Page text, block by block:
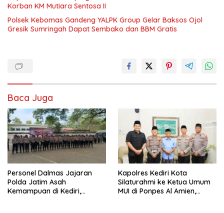
Korban KM Mutiara Sentosa II
Polsek Kebomas Gandeng YALPK Group Gelar Baksos Ojol
Gresik Sumringah Dapat Sembako dan BBM Gratis
Baca Juga
Personel Dalmas Jajaran
Polda Jatim Asah
Kemampuan di Kediri,
Kapolres Kediri Kota
Silaturahmi ke Ketua Umum
MUI di Ponpes Al Amien,